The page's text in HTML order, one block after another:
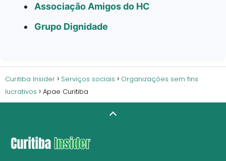
Associação Amigos do HC
Grupo Dignidade
Curitiba Insider Serviços sociais
Organizações sem fins
lucrativos
Apae Curitiba